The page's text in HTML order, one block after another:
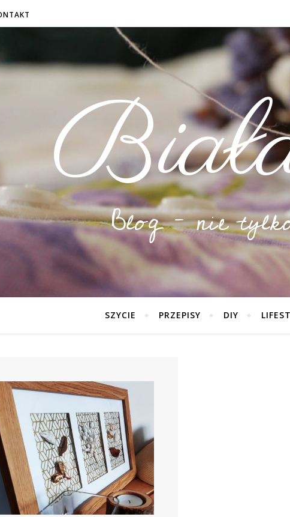
Blog – nie
SZYCIE PRZEPISY DIY